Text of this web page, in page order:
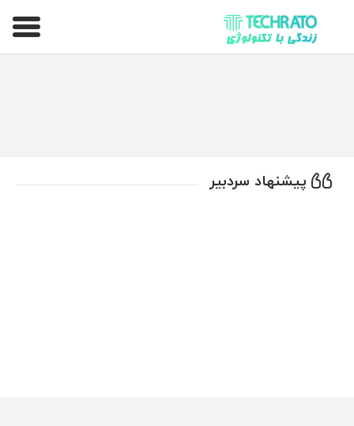
تکراتو – زندگی با تکنولوژی
پیشنهاد سردبیر